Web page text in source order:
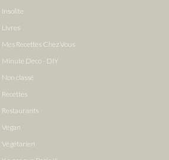
Insolite
Livres
Mes Recettes Chez Vous
Minute Deco - DIY
Non classé
Recettes
Restaurants
Vegan
Végétarien